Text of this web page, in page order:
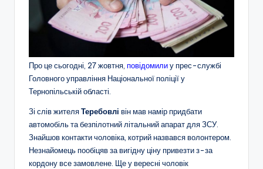
Про це сьогодні, 27 жовтня, повідомилиу прес-службі
Головного управління Національної поліції у
Тернопільській області.
Зі слів жителяТеребовлі він мав намір придбати
автомобіль та безпілотний літальний апарат для ЗСУ.
Знайшов контакти чоловіка, котрий назвався волонтером.
Незнайомець пообіцяв за вигідну ціну привезти з-за
кордону все замовлене. Ще у вересні чоловік